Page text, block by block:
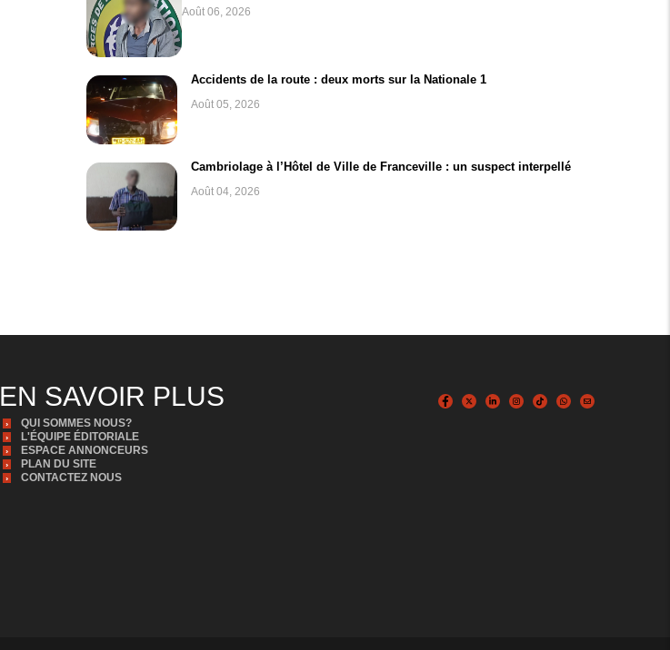
Août 06, 2026
Accidents de la route : deux morts sur la Nationale 1
Août 05, 2026
Cambriolage à l’Hôtel de Ville de Franceville : un suspect interpellé
Août 04, 2026
EN SAVOIR PLUS
QUI SOMMES NOUS?
L'ÉQUIPE ÉDITORIALE
ESPACE ANNONCEURS
PLAN DU SITE
CONTACTEZ NOUS